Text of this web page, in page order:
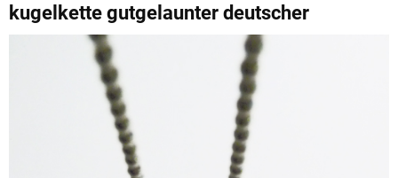
kugelkette gutgelaunter deutscher